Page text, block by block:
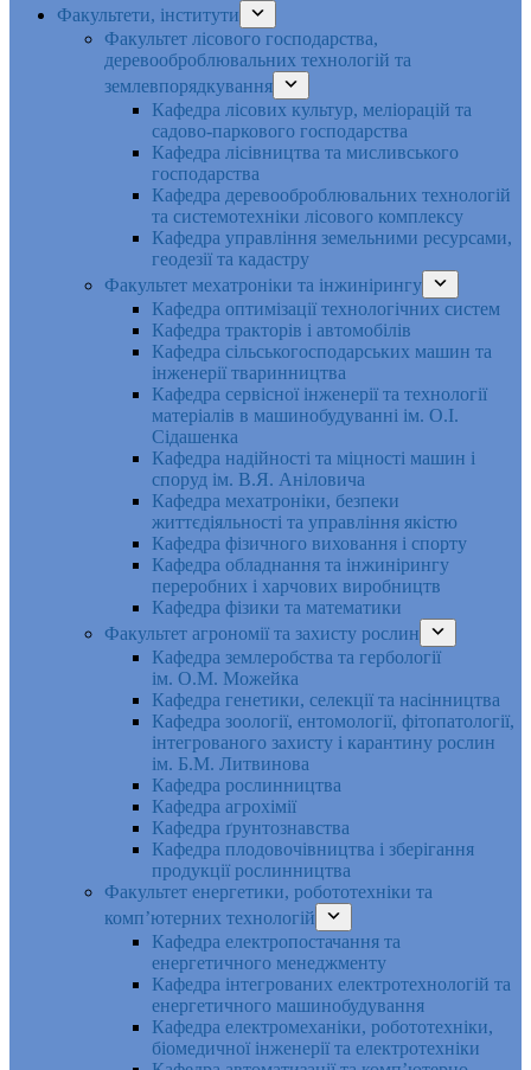
Факультети, інститути
Факультет лісового господарства,
деревооброблювальних технологій та
землевпорядкування
Кафедра лісових культур, меліорацій та
садово-паркового господарства
Кафедра лісівництва та мисливського
господарства
Кафедра деревооброблювальних технологій
та системотехніки лісового комплексу
Кафедра управління земельними ресурсами,
геодезії та кадастру
Факультет мехатроніки та інжинірингу
Кафедра оптимізації технологічних систем
Кафедра тракторів і автомобілів
Кафедра сільськогосподарських машин та
інженерії тваринництва
Кафедра cервісної інженерії та технології
матеріалів в машинобудуванні ім. О.І.
Сідашенка
Кафедра надійності та міцності машин і
споруд ім. В.Я. Аніловича
Кафедра мехатроніки, безпеки
життєдіяльності та управління якістю
Кафедра фізичного виховання і спорту
Кафедра обладнання та інжинірингу
переробних і харчових виробництв
Кафедра фізики та математики
Факультет агрономії та захисту рослин
Кафедра землеробства та гербології
ім. О.М. Можейка
Кафедра генетики, селекції та насінництва
Кафедра зоології, ентомології, фітопатології,
інтегрованого захисту і карантину рослин
ім. Б.М. Литвинова
Кафедра рослинництва
Кафедра агрохімії
Кафедра ґрунтознавства
Кафедра плодовочівництва і зберігання
продукції рослинництва
Факультет енергетики, робототехніки та
комп’ютерних технологій
Кафедра електропостачання та
енергетичного менеджменту
Кафедра інтегрованих електротехнологій та
енергетичного машинобудування
Кафедра електромеханіки, робототехніки,
біомедичної інженерії та електротехніки